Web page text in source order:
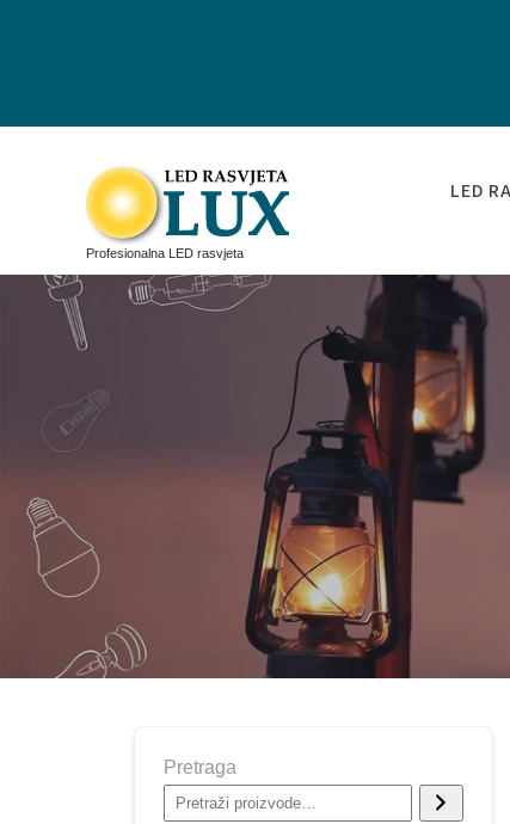
Profesionalna LED rasvjeta
LED
Pretraga